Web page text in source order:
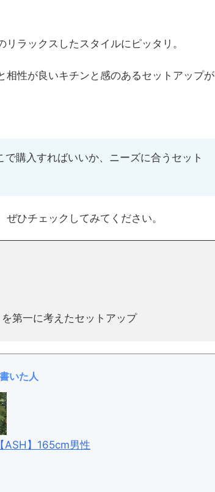
ラックスしたスタイルにピッタリ。
性が良いキチンと感のあるセットアップが
購入すればいいか、ニーズに合うセット
ひチェックしてみてください。
第一に考えたセットアップ
いた人
ASH】165cm男性